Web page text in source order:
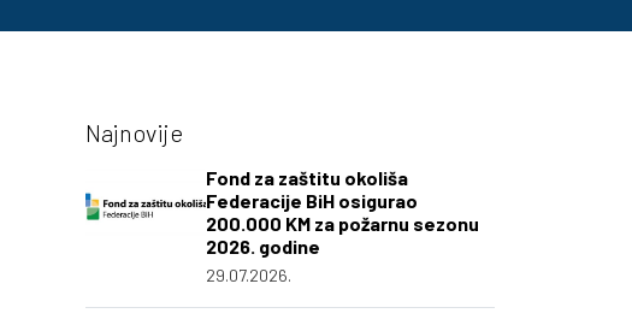
Najnovije
Fond za zaštitu okoliša
Federacije BiH osigurao
200.000 KM za požarnu sezonu
2026. godine
29.07.2026.